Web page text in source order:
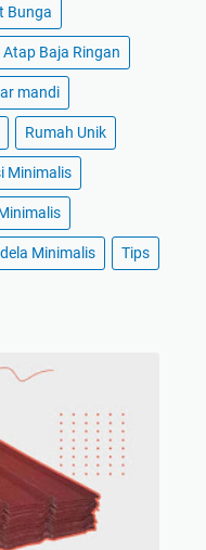
Bunga
Atap Baja Ringan
mandi
Rumah Unik
Minimalis
Minimalis Tips